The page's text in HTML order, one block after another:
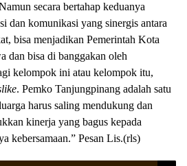
secara bertahap keduanya
dan komunikasi yang sinergis antara
bisa menjadikan Pemerintah Kota
dan bisa di banggakan oleh
kelompok ini atau kelompok itu,
. Pemko Tanjungpinang adalah satu
harus saling mendukung dan
kinerja yang bagus kepada
kebersamaan.” Pesan Lis.(rls)